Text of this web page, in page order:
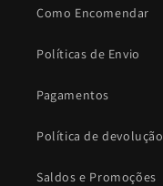
Como Encomendar
Políticas de Envio
Pagamentos
Política de devolução
Saldos e Promoções